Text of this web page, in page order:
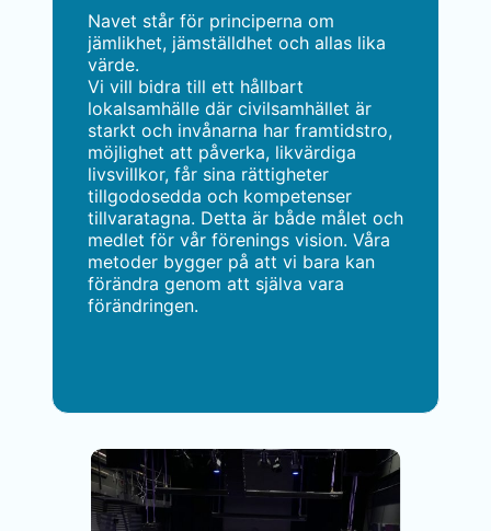
Navet står för principerna om
jämlikhet, jämställdhet och allas lika
värde.
Vi vill bidra till ett hållbart
lokalsamhälle där civilsamhället är
starkt och invånarna har framtidstro,
möjlighet att påverka, likvärdiga
livsvillkor, får sina rättigheter
tillgodosedda och kompetenser
tillvaratagna. Detta är både målet och
medlet för vår förenings vision. Våra
metoder bygger på att vi bara kan
förändra genom att själva vara
förändringen.